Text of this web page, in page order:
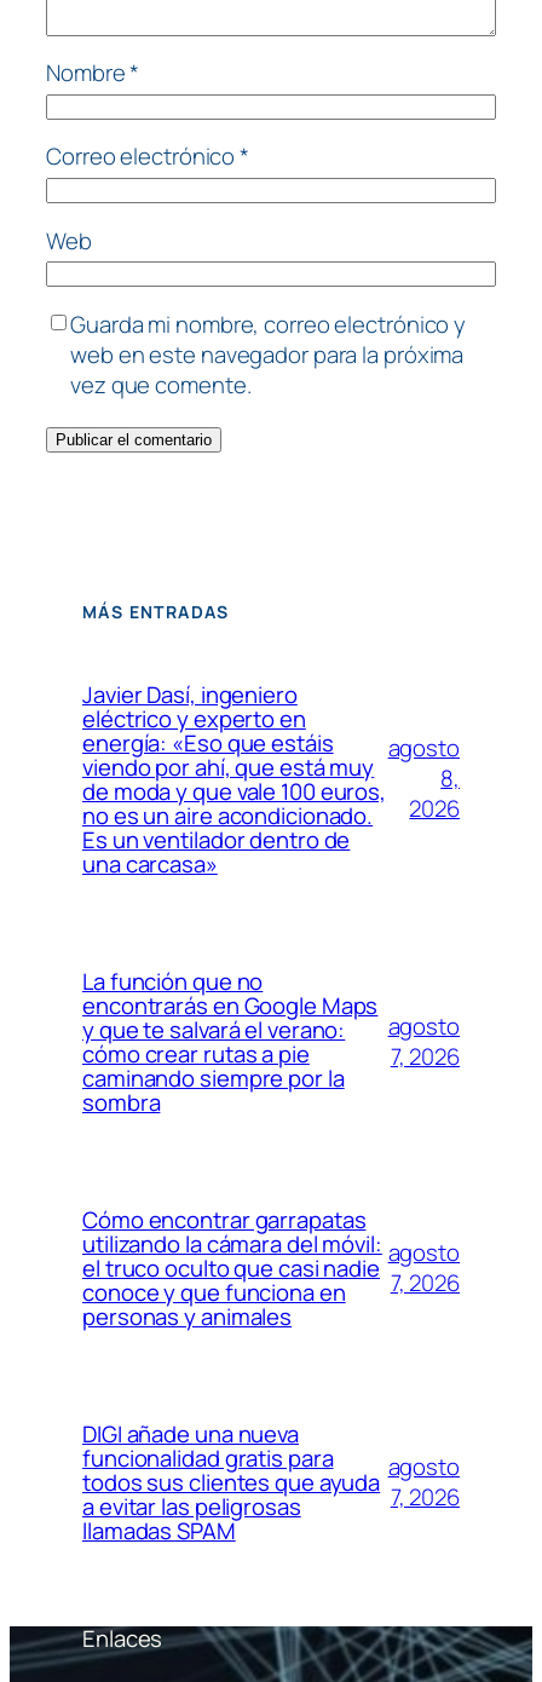
Nombre*
Correo electrónico*
Web
Guarda mi nombre, correo electrónico y
web en este navegador para la próxima
vez que comente.
MÁS ENTRADAS
Javier Dasí, ingeniero
eléctrico y experto en
energía: «Eso que estáis
viendo por ahí, que está muy
de moda y que vale 100 euros,
no es un aire acondicionado.
Es un ventilador dentro de
una carcasa»
agosto
8,
2026
La función que no
encontrarás en Google Maps
y que te salvará el verano:
cómo crear rutas a pie
caminando siempre por la
sombra
agosto
7, 2026
Cómo encontrar garrapatas
utilizando la cámara del móvil:
el truco oculto que casi nadie
conoce y que funciona en
personas y animales
agosto
7, 2026
DIGI añade una nueva
funcionalidad gratis para
todos sus clientes que ayuda
a evitar las peligrosas
llamadas SPAM
agosto
7, 2026
Enlaces